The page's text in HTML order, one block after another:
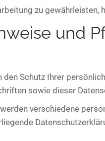
zu
und
Schutz Ihrer
sowie dieser
verschiedene